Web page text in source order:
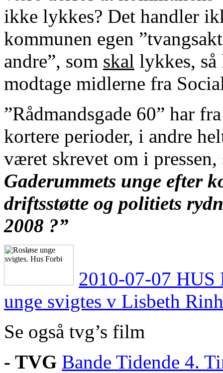
ikke lykkes? Det handler
kommunen egen
andre”, som skal lykkes,
modtage midlerne fra
”Rådmandsgade 60” har
kortere perioder, i andre
været skrevet om i pressen,
Gaderummets unge efter
driftsstøtte og politiets
2008 ?”
2010-07-07 HUS
unge svigtes v Lisbeth
Se også tvg’s film
- TVG Bande Tidende 4.